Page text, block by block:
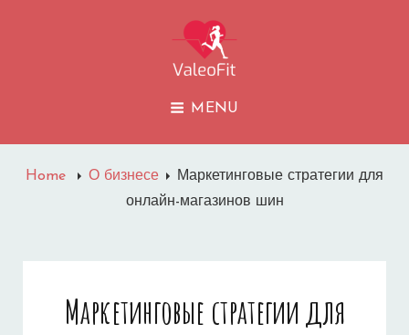
MENU
Home О бизнесе
Маркетинговые стратегии для
онлайн-магазинов шин
Маркетинговые стратегии для